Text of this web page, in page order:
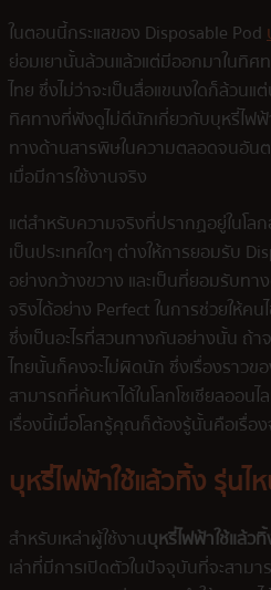
ในตอนนี้กระแสของ Disposable Pod
ย่อมเยานั้นล้วนแล้วแต่มีออกมาในทิศ
ไทย ซึ่งไม่ว่าจะเป็นสื่อแขนงใดก็ล้วนแ
ทิศทางที่ฟังดูไม่ดีนักเกี่ยวกับบุหรี่ไฟฟ้
ทางด้านสารพิษในความตลอดจนอัน
เมื่อมีการใช้งานจริง
แต่สำหรับความจริงที่ปรากฏอยู่ในโลก
เป็นประเทศใดๆ ต่างให้การยอมรับ
อย่างกว้างขวาง และเป็นที่ยอมรับท
จริงได้อย่าง Perfect ในการช่วยให้ค
ซึ่งเป็นอะไรที่สวนทางกันอย่างนั้น ถ้
ไทยนั้นก็คงจะไม่ผิดนัก ซึ่งเรื่องราว
สามารถที่ค้นหาได้ในโลกโซเชียลออน
เรื่องนี้เมื่อโลกรู้คุณก็ต้องรู้นั้นคือเรื่อ
บุหรี่ไฟฟ้าใช้แล้วทิ้ง รุ่น
สำหรับเหล่าผู้ใช้งานบุหรี่ไฟฟ้าใช้แล้ว
เล่าที่มีการเปิดตัวในปัจจุบันที่จะสาม